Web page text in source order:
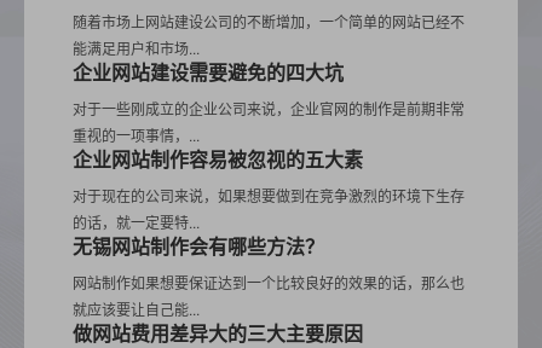
随着市场上网站建设公司的不断增加，一个简单的网站已经不
能满足用户和市场...
企业网站建设需要避免的四大坑
对于一些刚成立的企业公司来说，企业官网的制作是前期非常
重视的一项事情，...
企业网站制作容易被忽视的五大素
对于现在的公司来说，如果想要做到在竞争激烈的环境下生存
的话，就一定要特...
无锡网站制作会有哪些方法？
网站制作如果想要保证达到一个比较良好的效果的话，那么也
就应该要让自己能...
做网站费用差异大的三大主要原因